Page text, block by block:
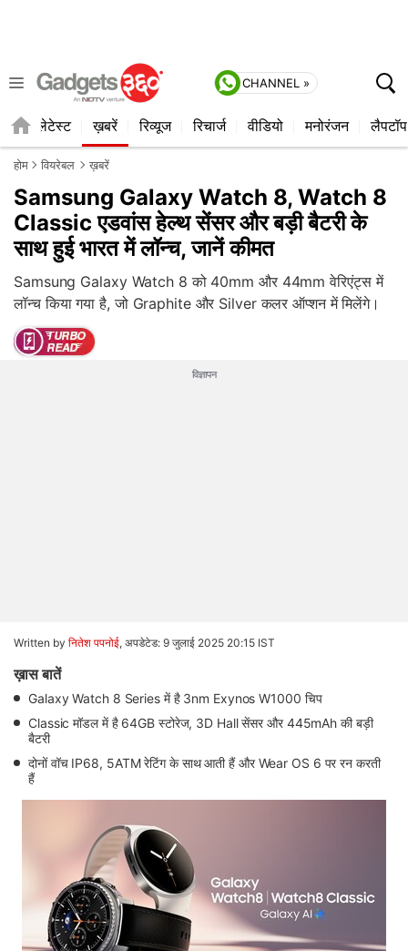
CHANNEL »
लेटेस्ट ख़बरें रिव्यूज रिचार्ज वीडियो मनोरंजन लैपटॉप
होम वियरेबल ख़बरें
Samsung Galaxy Watch 8, Watch 8
Classic एडवांस हेल्थ सेंसर और बड़ी बैटरी के
साथ हुई भारत में लॉन्च, जानें कीमत
Samsung Galaxy Watch 8 को 40mm और 44mm वेरिएंट्स में
लॉन्च किया गया है, जो Graphite और Silver कलर ऑप्शन में मिलेंगे।
विज्ञापन
Written by नितेश पपनोई, अपडेटेड: 9 जुलाई 2025 20:15 IST
ख़ास बातें
Galaxy Watch 8 Series में है 3nm Exynos W1000 चिप
Classic मॉडल में है 64GB स्टोरेज, 3D Hall सेंसर और 445mAh की बड़ी
बैटरी
दोनों वॉच IP68, 5ATM रेटिंग के साथ आती हैं और Wear OS 6 पर रन करती
हैं